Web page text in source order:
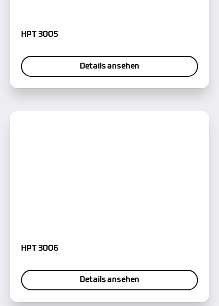
HPT 3005
Details ansehen
HPT 3006
Details ansehen